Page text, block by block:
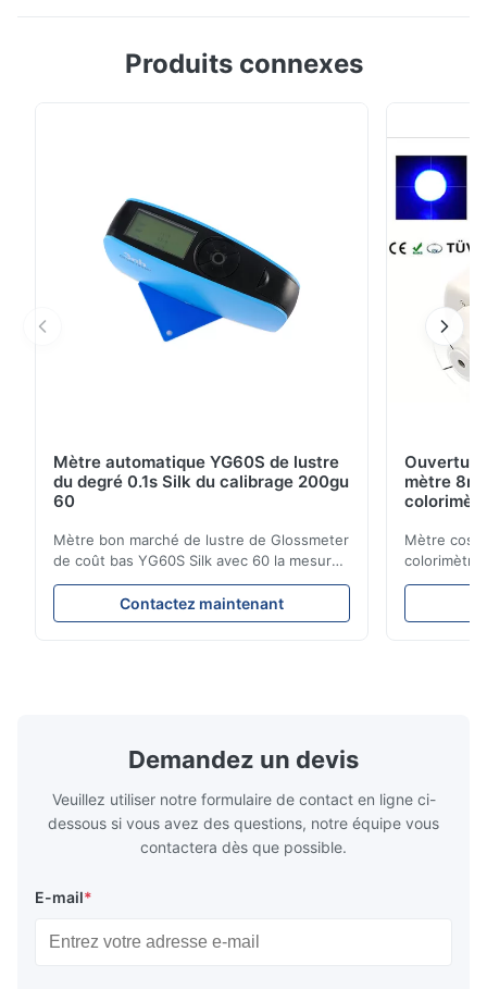
adoptant le capteur avancé de couleur et l'APPLI riche
Produits connexes
Mètre automatique YG60S de lustre
du degré 0.1s Silk du calibrage 200gu
60
Mètre bon marché de lustre de Glossmeter
de coût bas YG60S Silk avec 60 la mesure
brillante de GU du degré 200 Le mètre
économique de lustre de YG60S 60° peut
examiner le matériel avec le lustre (0-
Contactez maintenant
mètre
Mètre
colorimètre
marché de
de produit
Demandez un devis
Veuillez utiliser notre formulaire de contact en ligne ci-
dessous si vous avez des questions, notre équipe vous
contactera dès que possible.
E-mail*